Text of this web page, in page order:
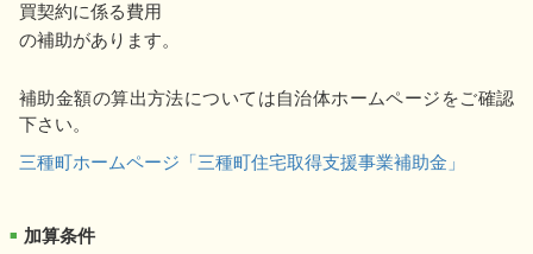
買契約に係る費用
の補助があります。
補助金額の算出方法については自治体ホームページをご確認
下さい。
三種町ホームページ「三種町住宅取得支援事業補助金」
■ 加算条件